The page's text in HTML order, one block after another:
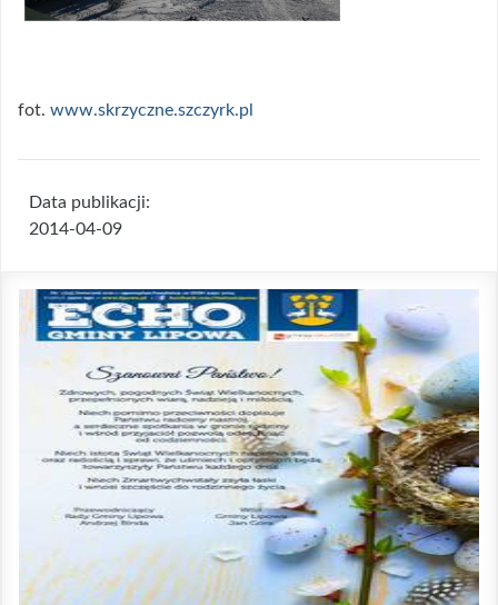
fot. www.skrzyczne.szczyrk.pl
Data publikacji:
2014-04-09